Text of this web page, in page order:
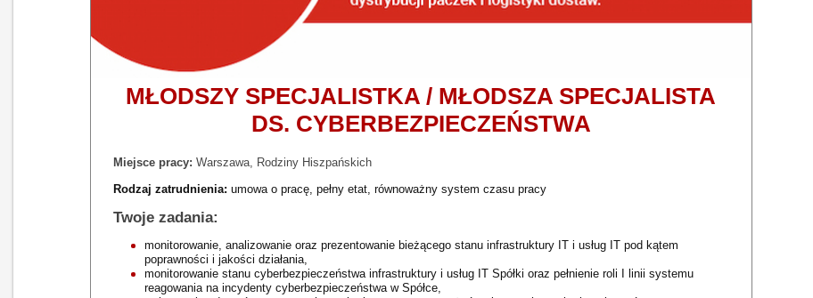
MŁODSZY SPECJALISTKA / MŁODSZA SPECJALISTA
DS. CYBERBEZPIECZEŃSTWA
Miejsce pracy: Warszawa, Rodziny Hiszpańskich​
Rodzaj zatrudnienia: umowa o pracę, pełny etat, równoważny system czasu pracy​
Twoje zadania:
monitorowanie, analizowanie oraz prezentowanie bieżącego stanu infrastruktury IT i usług IT pod kątem
poprawności i jakości działania,
monitorowanie stanu cyberbezpieczeństwa infrastruktury i usług IT Spółki oraz pełnienie roli I linii systemu
reagowania na incydenty cyberbezpieczeństwa w Spółce,